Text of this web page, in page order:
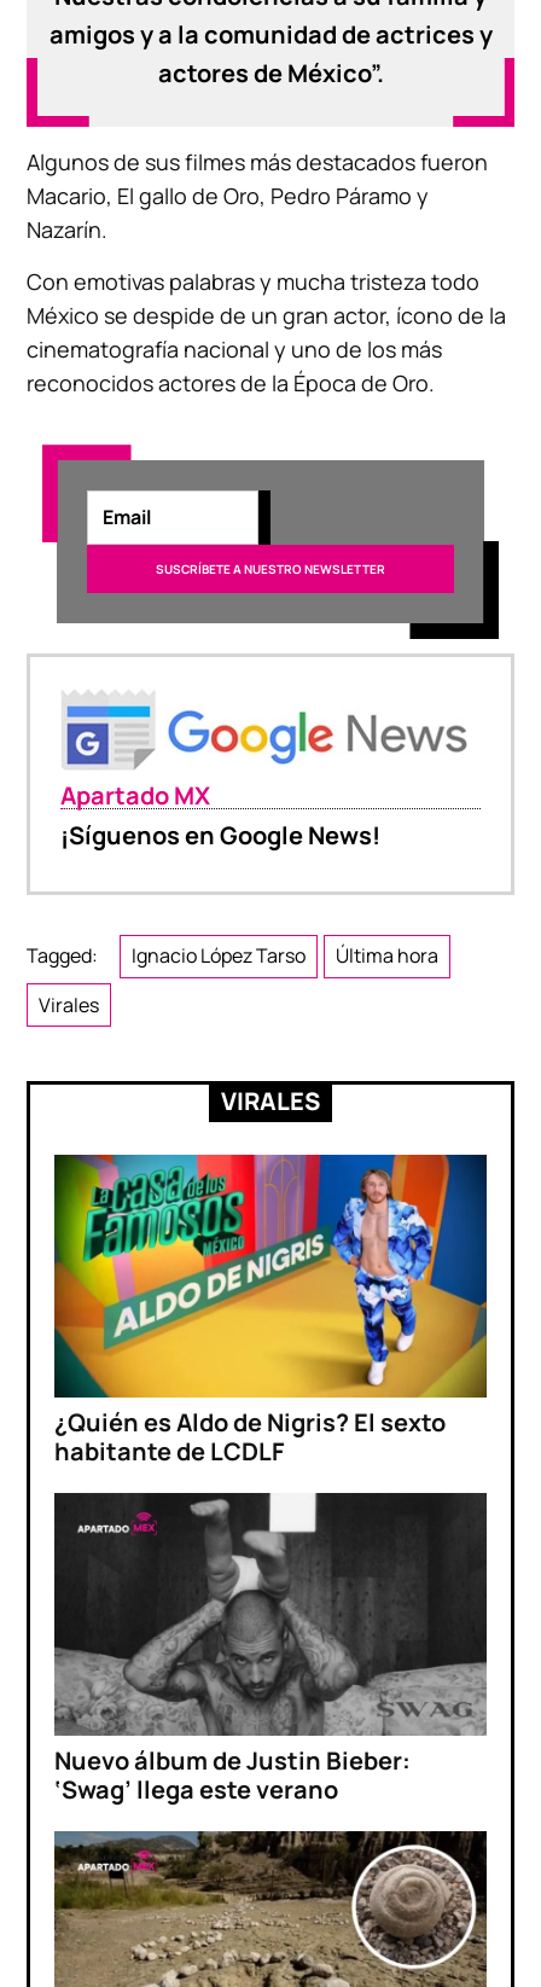
amigos y a la comunidad de actrices y
actores de México”.
Algunos de sus filmes más destacados fueron
Macario, El gallo de Oro, Pedro Páramo y
Nazarín.
Con emotivas palabras y mucha tristeza todo
México se despide de un gran actor, ícono de la
cinematografía nacional y uno de los más
reconocidos actores de la Época de Oro.
Apartado MX
¡Síguenos en Google News!
Tagged: Ignacio López Tarso
Última hora
Virales
VIRALES
¿Quién es Aldo de Nigris? El sexto
habitante de LCDLF
Nuevo álbum de Justin Bieber:
‘Swag’ llega este verano